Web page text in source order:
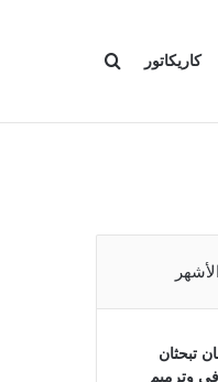
كاريكاتور بحث عن
الأشهر
تبحثان
وترميم